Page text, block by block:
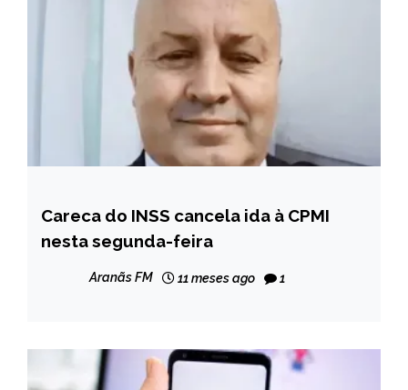
BRASIL
NOTÍCIAS
Careca do INSS cancela ida à CPMI
nesta segunda-feira
Aranãs FM 11 meses ago 1